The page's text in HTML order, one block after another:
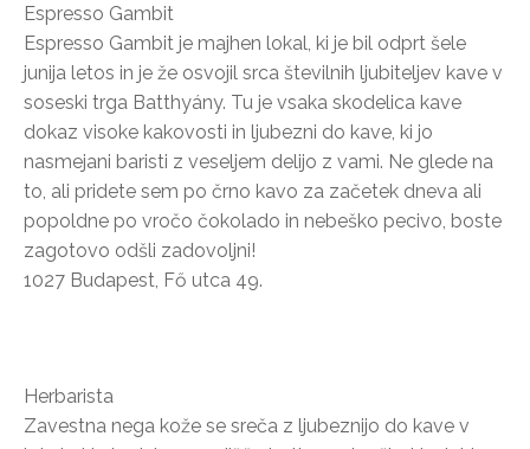
Espresso Gambit
Espresso Gambit je majhen lokal, ki je bil odprt šele
junija letos in je že osvojil srca številnih ljubiteljev kave v
soseski trga Batthyány. Tu je vsaka skodelica kave
dokaz visoke kakovosti in ljubezni do kave, ki jo
nasmejani baristi z veseljem delijo z vami. Ne glede na
to, ali pridete sem po črno kavo za začetek dneva ali
popoldne po vročo čokolado in nebeško pecivo, boste
zagotovo odšli zadovoljni!
1027 Budapest, Fő utca 49.
Herbarista
Zavestna nega kože se sreča z ljubeznijo do kave v